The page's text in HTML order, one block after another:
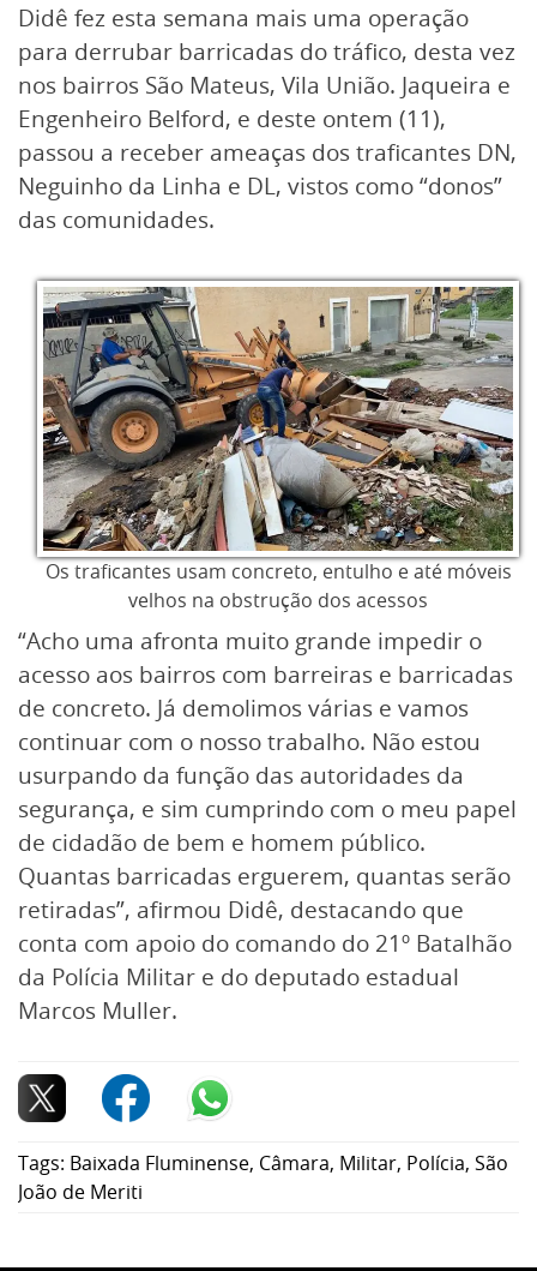
Didê fez esta semana mais uma operação
para derrubar barricadas do tráfico, desta vez
nos bairros São Mateus, Vila União. Jaqueira e
Engenheiro Belford, e deste ontem (11),
passou a receber ameaças dos traficantes DN,
Neguinho da Linha e DL, vistos como “donos”
das comunidades.
Os traficantes usam concreto, entulho e até móveis
velhos na obstrução dos acessos
“Acho uma afronta muito grande impedir o
acesso aos bairros com barreiras e barricadas
de concreto. Já demolimos várias e vamos
continuar com o nosso trabalho. Não estou
usurpando da função das autoridades da
segurança, e sim cumprindo com o meu papel
de cidadão de bem e homem público.
Quantas barricadas erguerem, quantas serão
retiradas”, afirmou Didê, destacando que
conta com apoio do comando do 21º Batalhão
da Polícia Militar e do deputado estadual
Marcos Muller.
Tags: Baixada Fluminense, Câmara, Militar, Polícia, São
João de Meriti